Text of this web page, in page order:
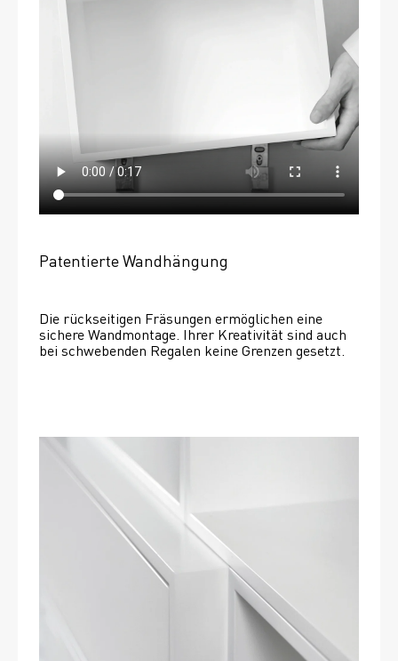
Patentierte Wandhängung
Die rückseitigen Fräsungen ermöglichen eine
sichere Wandmontage. Ihrer Kreativität sind auch
bei schwebenden Regalen keine Grenzen gesetzt.